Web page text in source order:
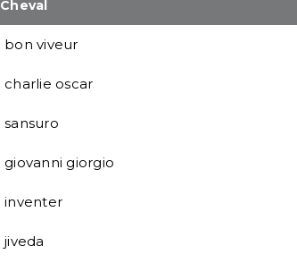
Cheval
bon viveur
charlie oscar
sansuro
giovanni giorgio
inventer
jiveda